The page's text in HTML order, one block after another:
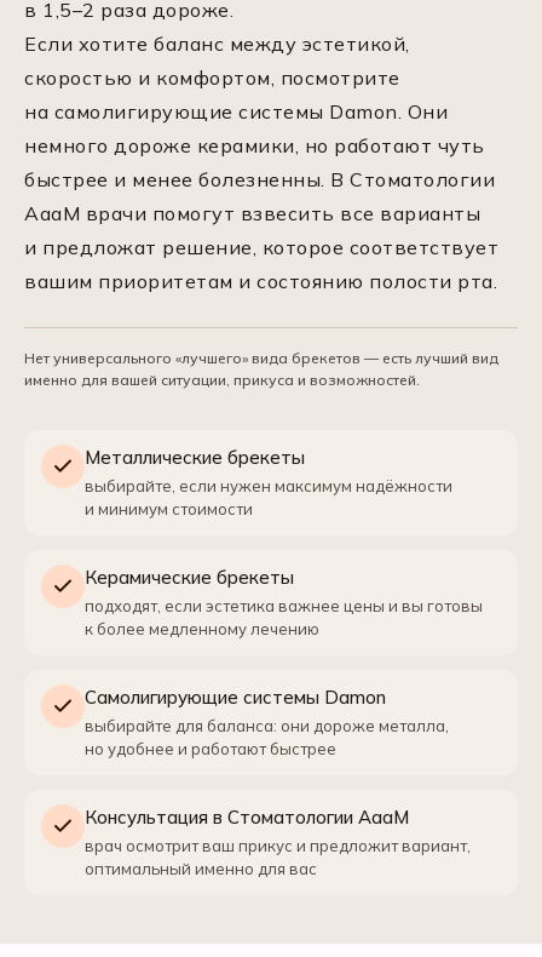
в 1,5–2 раза дороже.
Если хотите баланс между эстетикой,
скоростью и комфортом, посмотрите
на самолигирующие системы Damon. Они
немного дороже керамики, но работают чуть
быстрее и менее болезненны. В Стоматологии
АааМ врачи помогут взвесить все варианты
и предложат решение, которое соответствует
вашим приоритетам и состоянию полости рта.
Нет универсального «лучшего» вида брекетов — есть лучший вид
именно для вашей ситуации, прикуса и возможностей.
Металлические брекеты
выбирайте, если нужен максимум надёжности
и минимум стоимости
Керамические брекеты
подходят, если эстетика важнее цены и вы готовы
к более медленному лечению
Самолигирующие системы Damon
выбирайте для баланса: они дороже металла,
но удобнее и работают быстрее
Консультация в Стоматологии АааМ
врач осмотрит ваш прикус и предложит вариант,
оптимальный именно для вас